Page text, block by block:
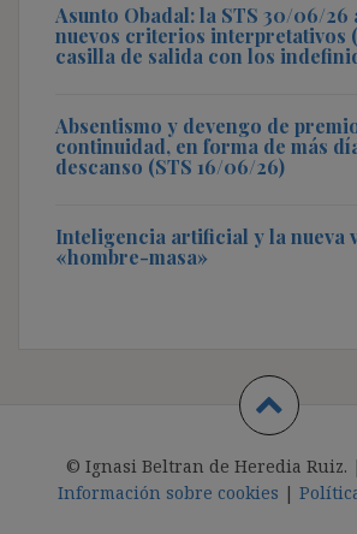
Asunto Obadal: la STS 30/06/26
nuevos criterios interpretativos
casilla de salida con los
Absentismo y devengo de
continuidad, en forma de más
descanso (STS 16/06/26)
Inteligencia artificial y la nueva
«hombre-masa»
© Ignasi Beltran de Heredia Ruiz. |
Información sobre cookies |